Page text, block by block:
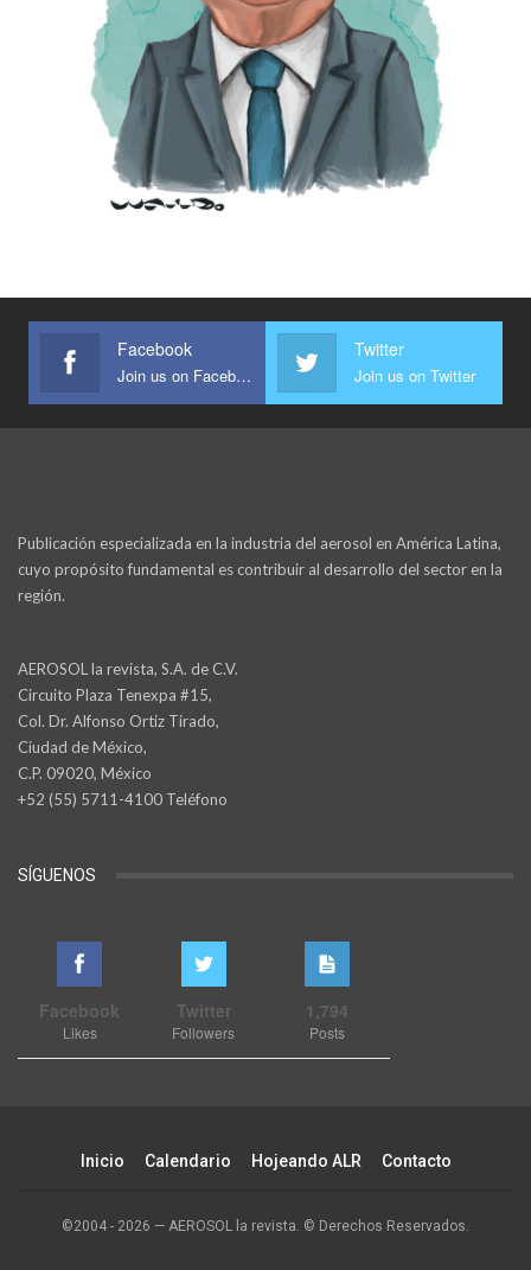
Facebook
Join us on Facebook
Twitter
Join us on Twitter
Publicación especializada en la industria del aerosol en América Latina,
cuyo propósito fundamental es contribuir al desarrollo del sector en la
región.
AEROSOL la revista, S.A. de C.V.
Circuito Plaza Tenexpa #15,
Col. Dr. Alfonso Ortiz Tirado,
Ciudad de México,
C.P. 09020, México
+52 (55) 5711-4100 Teléfono
SÍGUENOS
Facebook
Likes
Twitter
Followers
1,794
Posts
Inicio Calendario Hojeando ALR Contacto
©2004 - 2026 — AEROSOL la revista. © Derechos Reservados.